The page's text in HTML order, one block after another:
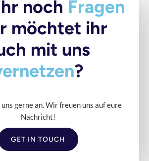
noch Fragen
möchtet ihr
mit uns
?
gerne an. Wir freuen uns auf eure
Nachricht!
GET IN TOUCH